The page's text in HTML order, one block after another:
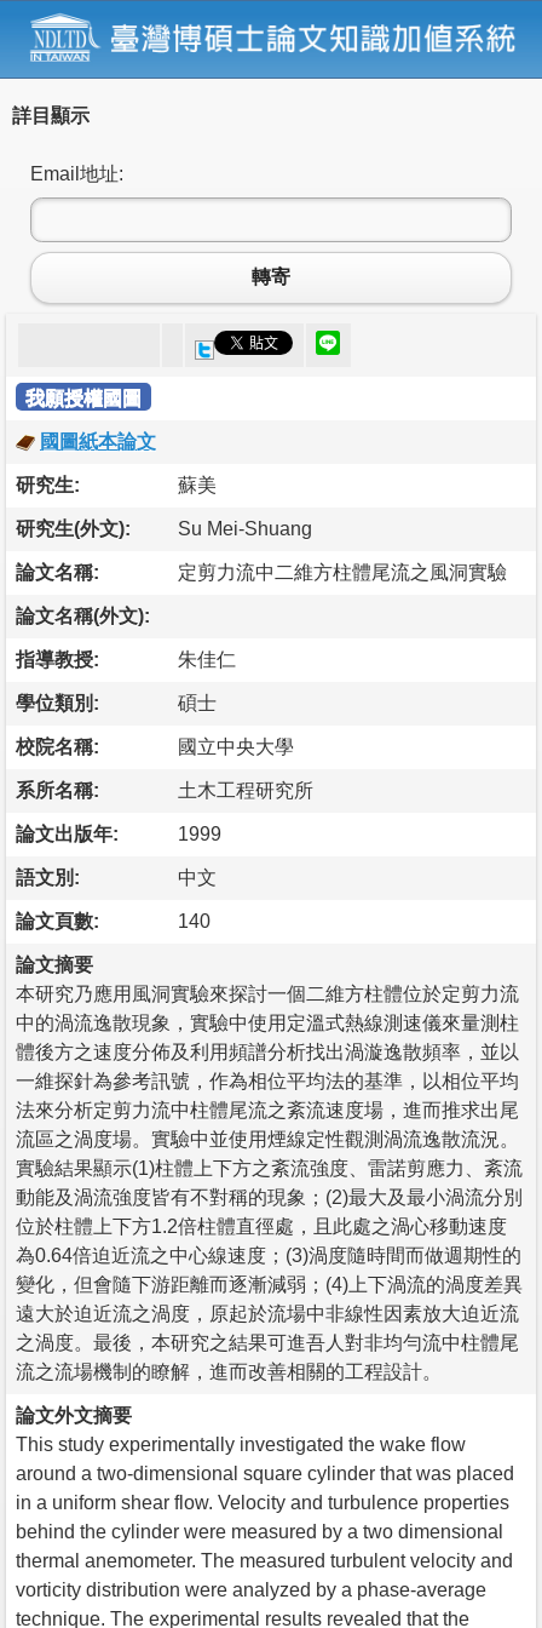
詳目顯示
Email地址:
轉寄
我願授權國圖
國圖紙本論文
研究生: 蘇美
研究生(外文): Su Mei-Shuang
論文名稱: 定剪力流中二維方柱體尾流之風洞實驗
論文名稱(外文):
指導教授: 朱佳仁
學位類別: 碩士
校院名稱: 國立中央大學
系所名稱: 土木工程研究所
論文出版年: 1999
語文別: 中文
論文頁數: 140
論文摘要
本研究乃應用風洞實驗來探討一個二維方柱體位於定剪力流
中的渦流逸散現象，實驗中使用定溫式熱線測速儀來量測柱
體後方之速度分佈及利用頻譜分析找出渦漩逸散頻率，並以
一維探針為參考訊號，作為相位平均法的基準，以相位平均
法來分析定剪力流中柱體尾流之紊流速度場，進而推求出尾
流區之渦度場。實驗中並使用煙線定性觀測渦流逸散流況。
實驗結果顯示(1)柱體上下方之紊流強度、雷諾剪應力、紊流
動能及渦流強度皆有不對稱的現象；(2)最大及最小渦流分別
位於柱體上下方1.2倍柱體直徑處，且此處之渦心移動速度
為0.64倍迫近流之中心線速度；(3)渦度隨時間而做週期性的
變化，但會隨下游距離而逐漸減弱；(4)上下渦流的渦度差異
遠大於迫近流之渦度，原起於流場中非線性因素放大迫近流
之渦度。最後，本研究之結果可進吾人對非均勻流中柱體尾
流之流場機制的瞭解，進而改善相關的工程設計。
論文外文摘要
This study experimentally investigated the wake flow
around a two-dimensional square cylinder that was placed
in a uniform shear flow. Velocity and turbulence properties
behind the cylinder were measured by a two dimensional
thermal anemometer. The measured turbulent velocity and
vorticity distribution were analyzed by a phase-average
technique. The experimental results revealed that the